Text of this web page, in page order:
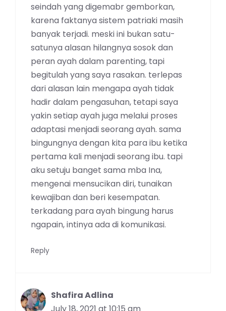
seindah yang digemabr gemborkan,
karena faktanya sistem patriaki masih
banyak terjadi. meski ini bukan satu-
satunya alasan hilangnya sosok dan
peran ayah dalam parenting, tapi
begitulah yang saya rasakan. terlepas
dari alasan lain mengapa ayah tidak
hadir dalam pengasuhan, tetapi saya
yakin setiap ayah juga melalui proses
adaptasi menjadi seorang ayah. sama
bingungnya dengan kita para ibu ketika
pertama kali menjadi seorang ibu. tapi
aku setuju banget sama mba Ina,
mengenai mensucikan diri, tunaikan
kewajiban dan beri kesempatan.
terkadang para ayah bingung harus
ngapain, intinya ada di komunikasi.
Reply
Shafira Adlina